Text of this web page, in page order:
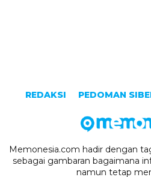
REDAKSI PEDOMAN
Memonesia.com hadir dengan
sebagai gambaran bagaimana
namun tetap